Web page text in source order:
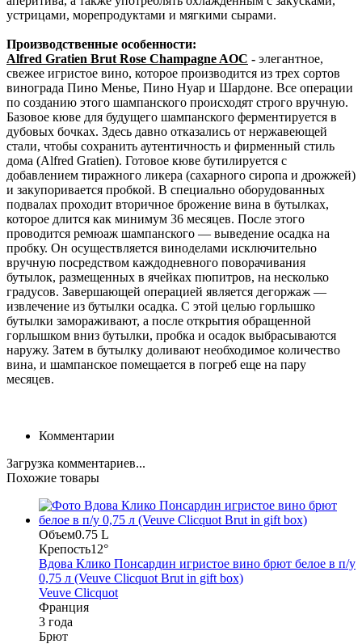
устрицами, морепродуктами и мягкими сырами.
Производственные особенности:
Alfred Gratien Brut Rose Champagne AOC - элегантное,
свежее игристое вино, которое производится из трех сортов
винограда Пино Менье, Пино Нуар и Шардоне. Все операции
по созданию этого шампанского происходят строго вручную.
Базовое кюве для будущего шампанского ферментируется в
дубовых бочках. Здесь давно отказались от нержавеющей
стали, чтобы сохранить аутентичность и фирменный стиль
дома (Alfred Gratien). Готовое кюве бутилируется с
добавлением тиражного ликера (сахарного сиропа и дрожжей)
и закупоривается пробкой. В специально оборудованных
подвалах проходит вторичное брожение вина в бутылках,
которое длится как минимум 36 месяцев. После этого
проводится ремюаж шампанского — выведение осадка на
пробку. Он осуществляется виноделами исключительно
вручную посредством каждодневного поворачивания
бутылок, размещенных в ячейках пюпитров, на несколько
градусов. Завершающей операцией является дегоржаж —
извлечение из бутылки осадка. С этой целью горлышко
бутылки замораживают, а после открытия обращенной
горлышком вниз бутылки, пробка и осадок выбрасываются
наружу. Затем в бутылку доливают необходимое количество
вина, и шампанское помещается в погреб еще на пару
месяцев.
Комментарии
Загрузка комментариев...
Похожие товары
Объем0.75 L
Крепость12°
Вдова Клико Понсардин игристое вино брют белое в п/у
0,75 л (Veuve Clicquot Brut in gift box)
Veuve Clicquot
Франция
3 года
Брют